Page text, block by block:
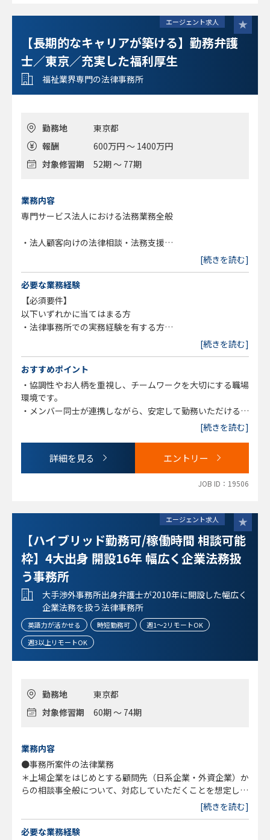
エージェント求人
【長期的なキャリアが築ける】勤務弁護
士／東京／充実した福利厚生
福祉業界専門の法律事務所
勤務地
東京都
報酬
600万円 ～ 1400万円
対象修習期
52期 ～ 77期
業務内容
専門サービス法人における法務業務全般
・法人顧客向けの法律相談・法務支援
・人事労務問題への対応（労務相談、規程整備、従業員トラ
・行政機関対応および各種手続支援
・不祥事・危機管理案件への対応
・契約書作成・レビュー、紛争対応
・債権回収およびトラブル解決支援
・カスタマーハラスメント案件への対応
・事業再生・清算案件のサポート
[続きを読む]
必要な業務経験
【必須要件】
以下いずれかに当てはまる方
・法律事務所での実務経験を有する方
[続きを読む]
おすすめポイント
・協調性やお人柄を重視し、チームワークを大切にする職場
環境です。
・メンバー同士が連携しながら、安定して勤務いただける体
環境です。
・法律事務所として充実した福利厚生を整備しています。
[続きを読む]
詳細を見る エントリー
JOB ID：19506
エージェント求人
【ハイブリッド勤務可/稼働時間 相談可能
枠】4大出身 開設16年 幅広く企業法務扱
う事務所
大手渉外事務所出身弁護士が2010年に開設した幅広く
企業法務を扱う法律事務所
英語力が活かせる 時短勤務可
週1～2リモートOK
週3以上リモートOK
勤務地
東京都
対象修習期
60期 ～ 74期
業務内容
●事務所案件の法律業務
＊上場企業をはじめとする顧問先（日系企業・外資企業）か
らの相談事全般について、対応していただくことを想定して
[続きを読む]
必要な業務経験